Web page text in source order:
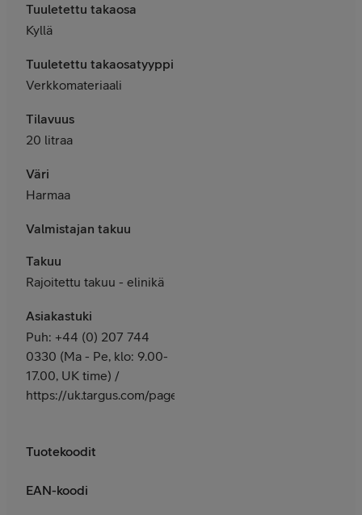
Tuuletettu takaosa
Kyllä
Tuuletettu takaosatyyppi
Verkkomateriaali
Tilavuus
20 litraa
Väri
Harmaa
Valmistajan takuu
Takuu
Rajoitettu takuu - elinikä
Asiakastuki
Puh: +44 (0) 207 744
0330 (Ma - Pe, klo: 9.00-
17.00, UK time) /
https://uk.targus.com/pages/support
Tuotekoodit
EAN-koodi